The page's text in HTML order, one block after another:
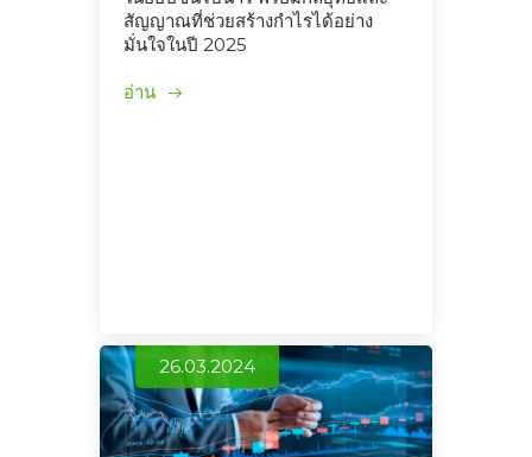
สัญญาณที่ช่วยสร้างกำไรได้อย่าง
มั่นใจในปี 2025
อ่าน
26.03.2024